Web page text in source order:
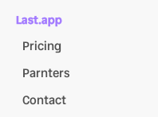
Last.app
Pricing
Parnters
Contact